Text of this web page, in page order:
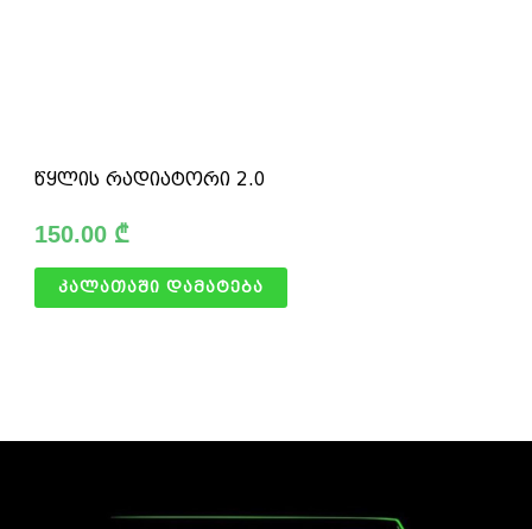
წყლის რადიატორი 2.0
150.00 ₾
კალათაში დამატება